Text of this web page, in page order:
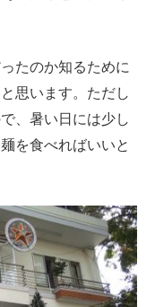
たのか知るために
思います。ただし
、暑い日には少し
を食べればいいと